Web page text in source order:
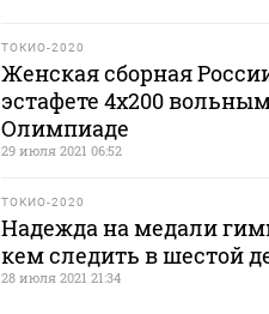
ТОКИО-2020
Женская сборная
эстафете 4х200
Олимпиаде
29 июля 2021 06:52
ТОКИО-2020
Надежда на медали
кем следить в шестой
28 июля 2021 21:34